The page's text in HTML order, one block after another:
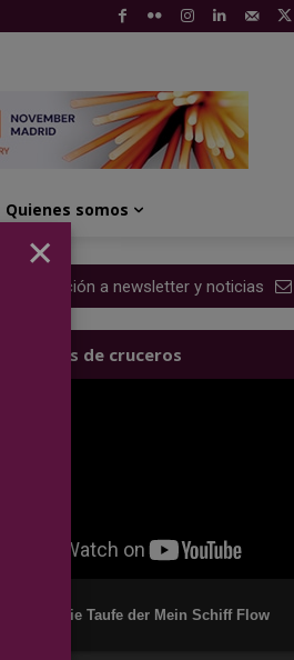
Quienes somos
Suscripción a newsletter y noticias
Los videos de cruceros
Die Taufe der Mein Schiff Flow
×